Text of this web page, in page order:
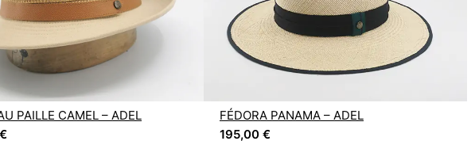
PAILLE CAMEL – ADEL
€
FÉDORA PANAMA – ADEL
195,00 €